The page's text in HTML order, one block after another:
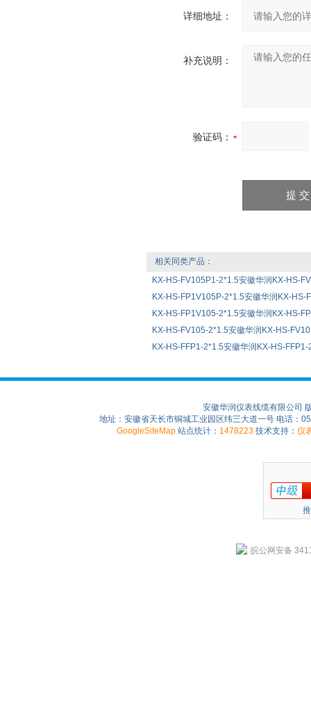
详细地址：
补充说明：
验证码：
相关同类产品：
KX-HS-FV105P1-2*1.5安徽华润KX-HS-
KX-HS-FP1V105P-2*1.5安徽华润KX-
KX-HS-FP1V105-2*1.5安徽华润KX-HS-
KX-HS-FV105-2*1.5安徽华润KX-HS-
KX-HS-FFP1-2*1.5安徽华润KX-HS-
安徽华润仪表线缆有限公司
地址：安徽省天长市铜城工业园区纬三大道一号 电话：
GoogleSiteMap 站点统计： 1478223 技术支持： 仪
皖公网安备